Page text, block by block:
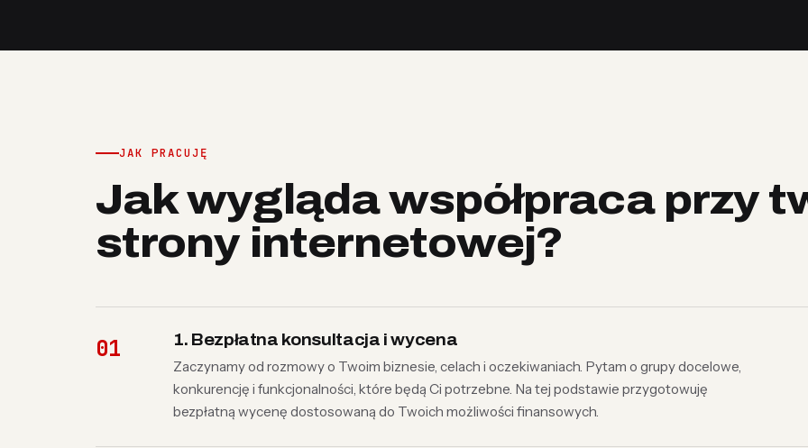
JAK PRACUJĘ
Jak wygląda współpraca przy
strony internetowej?
1. Bezpłatna konsultacja i wycena
Zaczynamy od rozmowy o Twoim biznesie, celach i oczekiwaniach. Pytam o grupy docelowe,
konkurencję i funkcjonalności, które będą Ci potrzebne. Na tej podstawie przygotowuję
bezpłatną wycenę dostosowaną do Twoich możliwości finansowych.